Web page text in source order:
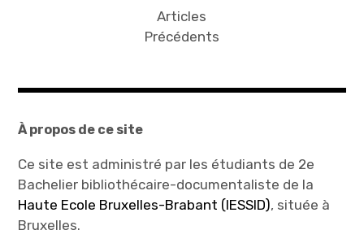
Articles
Précédents
À propos de ce site
Ce site est administré par les étudiants de 2e
Bachelier bibliothécaire-documentaliste de la
Haute Ecole Bruxelles-Brabant (IESSID), située à
Bruxelles.